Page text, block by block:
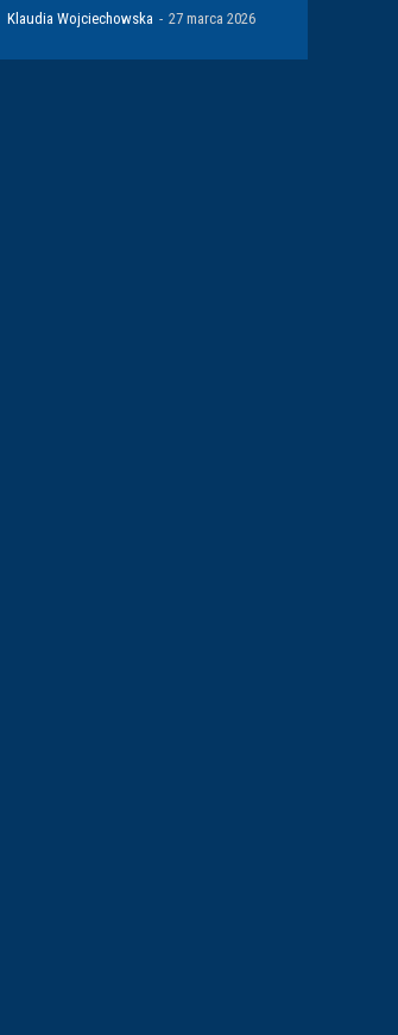
Klaudia Wojciechowska - 27 marca 2026